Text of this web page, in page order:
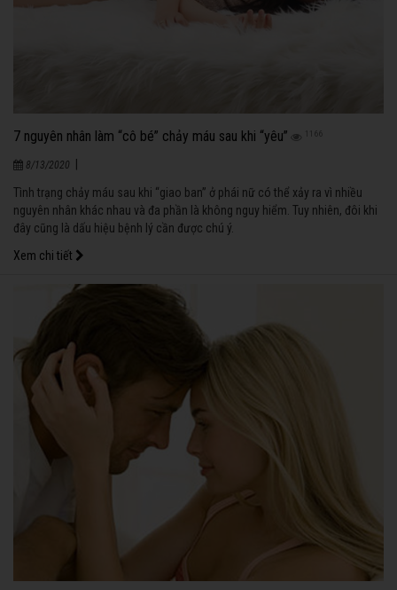
7 nguyên nhân làm “cô bé” chảy máu sau khi “yêu” 1166
8/13/2020
Tình trạng chảy máu sau khi “giao ban” ở phái nữ có thể xảy ra vì nhiều
nguyên nhân khác nhau và đa phần là không nguy hiểm. Tuy nhiên, đôi khi
đây cũng là dấu hiệu bệnh lý cần được chú ý.
Xem chi tiết